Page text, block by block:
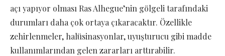
açı yapıyor olması Ras Alhegue’nin gölgeli tarafındaki
durumları daha çok ortaya çıkaracaktır. Özellikle
zehirlenmeler, halüsinasyonlar, uyuşturucu gibi madde
kullanımlarından gelen zararları arttırabilir.